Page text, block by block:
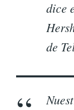
dice
de